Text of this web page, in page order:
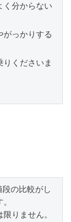
く分からない
がっかりする
くださいま
の比較がし
りません。